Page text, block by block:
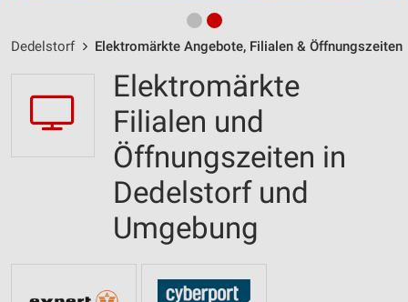
Dedelstorf Elektromärkte Angebote, Filialen & Öffnungszeiten
Elektromärkte
Filialen und
Öffnungszeiten in
Dedelstorf und
Umgebung